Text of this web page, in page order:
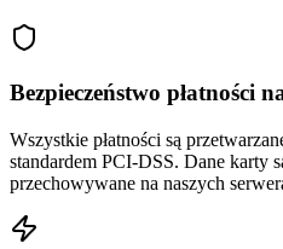
Bezpieczeństwo płatności
Wszystkie płatności są
standardem PCI-DSS. Dane karty
przechowywane na naszych